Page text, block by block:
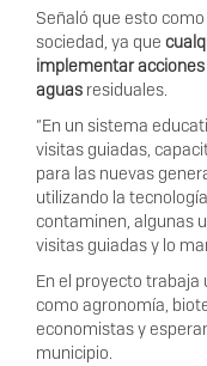
Señaló que esto
sociedad, ya que
implementar
aguas residuales.
“En un sistema
visitas guiadas,
para las nuevas
utilizando la
contaminen, algunas
visitas guiadas y lo
En el proyecto
como agronomía,
economistas y
municipio.